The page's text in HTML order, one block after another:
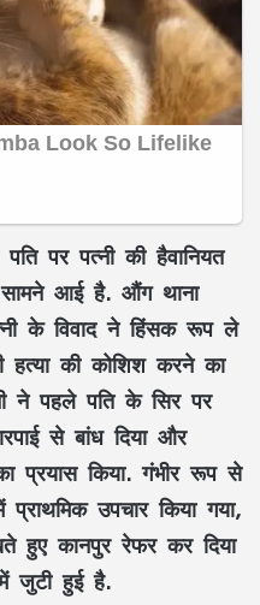
पर पत्नी की हैवानियत
सामने आई है. औंग थाना
के विवाद ने हिंसक रूप ले
हत्या की कोशिश करने का
ने पहले पति के सिर पर
से बांध दिया और
प्रयास किया. गंभीर रूप से
उपचार किया गया,
कानपुर रेफर कर दिया
जुटी हुई है.